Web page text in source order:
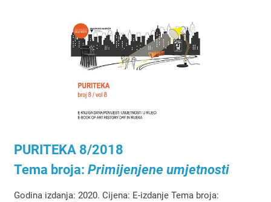
PURITEKA 8/2018
Tema broja: Primijenjene umjetnosti
Godina izdanja: 2020. Cijena: E-izdanje Tema broja: